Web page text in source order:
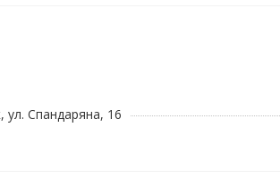
ул. Спандаряна, 16